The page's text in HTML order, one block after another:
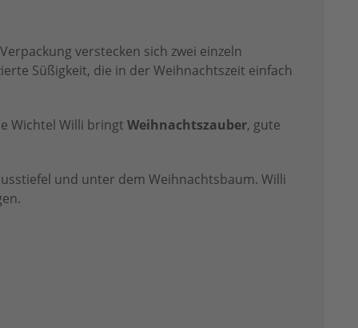
verstecken sich zwei einzeln
Süßigkeit, die in der Weihnachtszeit einfach
Wichtel Willi bringt Weihnachtszauber, gute
und unter dem Weihnachtsbaum. Willi